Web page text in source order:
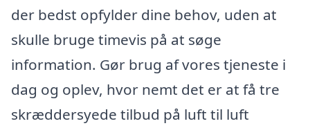
der bedst opfylder dine behov, uden at
skulle bruge timevis på at søge
information. Gør brug af vores tjeneste i
dag og oplev, hvor nemt det er at få tre
skræddersyede tilbud på luft til luft